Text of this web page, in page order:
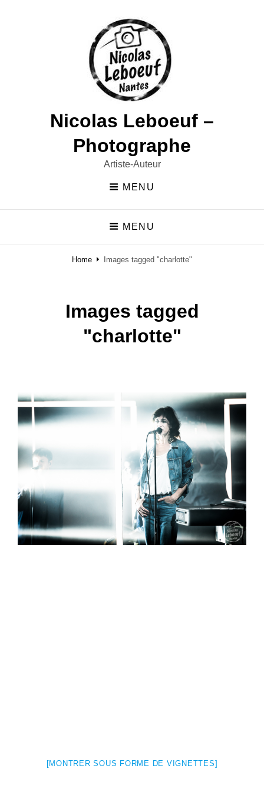
Nicolas Leboeuf –
Photographe
Artiste-Auteur
MENU
MENU
Home Images tagged "charlotte"
Images tagged
"charlotte"
[MONTRER SOUS FORME DE VIGNETTES]